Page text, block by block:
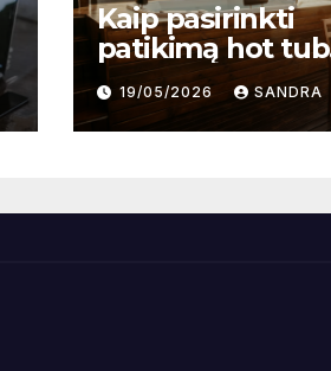
Kaip pasirinkti
patikimą hot tub
supplier ir kodėl
tai svarbu?
19/05/2026 SANDRA